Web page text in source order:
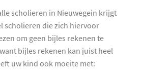
scholieren in Nieuwegein krijgt
scholieren die zich hiervoor
om geen bijles rekenen te
bijles rekenen kan juist heel
uw kind ook moeite met: